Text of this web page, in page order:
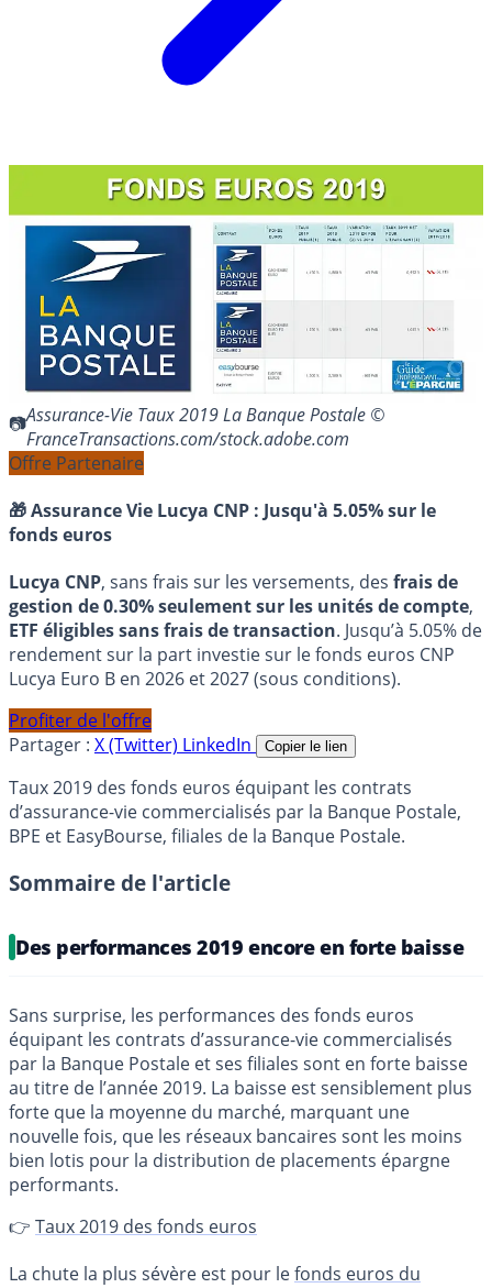
Assurance-Vie Taux 2019 La Banque Postale ©
FranceTransactions.com/stock.adobe.com
Offre Partenaire
🎁 Assurance Vie Lucya CNP : Jusqu'à 5.05% sur le
fonds euros
Lucya CNP, sans frais sur les versements, des frais de
gestion de 0.30% seulement sur les unités de compte,
ETF éligibles sans frais de transaction. Jusqu’à 5.05% de
rendement sur la part investie sur le fonds euros CNP
Lucya Euro B en 2026 et 2027 (sous conditions).
Profiter de l'offre
Partager : X (Twitter) LinkedIn Copier le lien
Taux 2019 des fonds euros équipant les contrats
d’assurance-vie commercialisés par la Banque Postale,
BPE et EasyBourse, filiales de la Banque Postale.
Sommaire de l'article
Des performances 2019 encore en forte baisse
Sans surprise, les performances des fonds euros
équipant les contrats d’assurance-vie commercialisés
par la Banque Postale et ses filiales sont en forte baisse
au titre de l’année 2019. La baisse est sensiblement plus
forte que la moyenne du marché, marquant une
nouvelle fois, que les réseaux bancaires sont les moins
bien lotis pour la distribution de placements épargne
performants.
👉 Taux 2019 des fonds euros
La chute la plus sévère est pour lefonds euros du